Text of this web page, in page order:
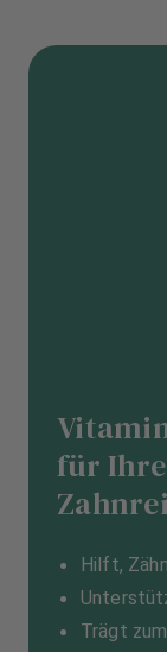
für
Hilft,
Trägt